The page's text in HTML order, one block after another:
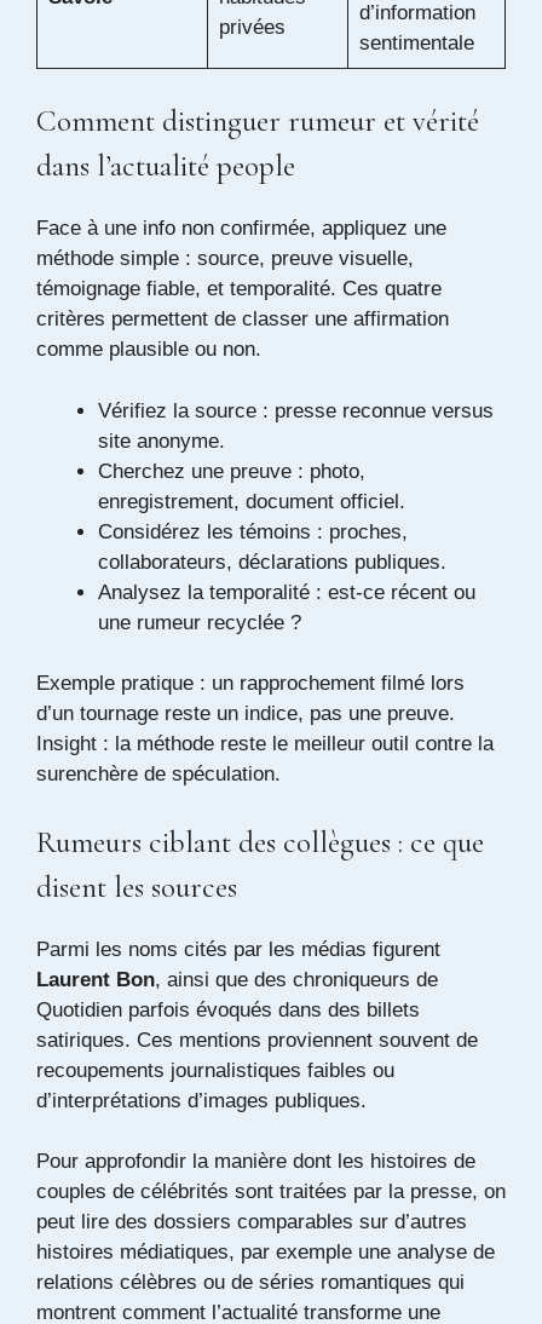
privées
d’information
sentimentale
Comment distinguer rumeur et vérité
dans l’actualité people
Face à une info non confirmée, appliquez une
méthode simple : source, preuve visuelle,
témoignage fiable, et temporalité. Ces quatre
critères permettent de classer une affirmation
comme plausible ou non.
Vérifiez la source : presse reconnue versus
site anonyme.
Cherchez une preuve : photo,
enregistrement, document officiel.
Considérez les témoins : proches,
collaborateurs, déclarations publiques.
Analysez la temporalité : est-ce récent ou
une rumeur recyclée ?
Exemple pratique : un rapprochement filmé lors
d’un tournage reste un indice, pas une preuve.
Insight : la méthode reste le meilleur outil contre la
surenchère de spéculation.
Rumeurs ciblant des collègues : ce que
disent les sources
Parmi les noms cités par les médias figurent
Laurent Bon, ainsi que des chroniqueurs de
Quotidien parfois évoqués dans des billets
satiriques. Ces mentions proviennent souvent de
recoupements journalistiques faibles ou
d’interprétations d’images publiques.
Pour approfondir la manière dont les histoires de
couples de célébrités sont traitées par la presse, on
peut lire des dossiers comparables sur d’autres
histoires médiatiques, par exemple une analyse de
relations célèbres ou de séries romantiques qui
montrent comment l’actualité transforme une